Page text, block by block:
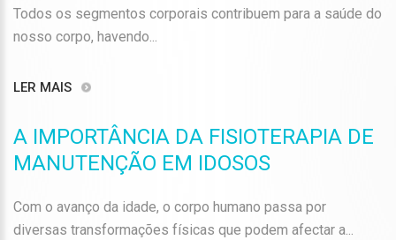
Todos os segmentos corporais contribuem para a saúde do
nosso corpo, havendo...
LER MAIS
A IMPORTÂNCIA DA FISIOTERAPIA DE
MANUTENÇÃO EM IDOSOS
Com o avanço da idade, o corpo humano passa por
diversas transformações físicas que podem afectar a...